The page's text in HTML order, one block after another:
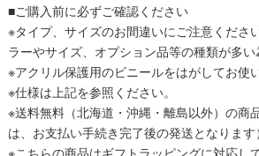
■ご購入前に必ずご確認ください
※タイプ、サイズのお間違いにご注意くださ
ラーやサイズ、オプション品等の種類が多い
※アクリル保護用のビニールをはがしてお使
※仕様は上記を参照ください。
※送料無料（北海道・沖縄・離島以外）の商
は、お支払い手続き完了後の発送となります）
※こちらの商品はギフトラッピングに対応し